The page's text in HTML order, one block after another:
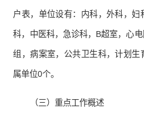
户表，单位设有：内科，外科，妇
科，中医科，急诊科，B超室，心
组，病案室，公共卫生科，计划
属单位0个。
（三）重点工作概述